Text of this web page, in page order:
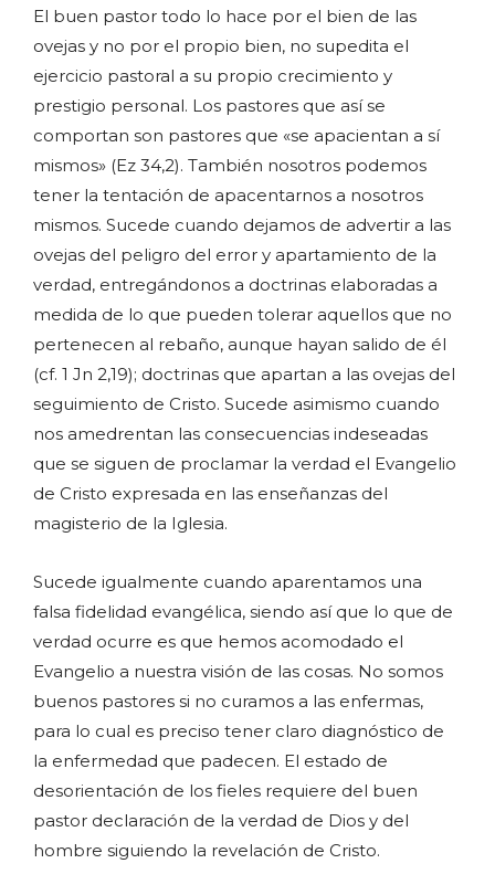
El buen pastor todo lo hace por el bien de las
ovejas y no por el propio bien, no supedita el
ejercicio pastoral a su propio crecimiento y
prestigio personal. Los pastores que así se
comportan son pastores que «se apacientan a sí
mismos» (Ez 34,2). También nosotros podemos
tener la tentación de apacentarnos a nosotros
mismos. Sucede cuando dejamos de advertir a las
ovejas del peligro del error y apartamiento de la
verdad, entregándonos a doctrinas elaboradas a
medida de lo que pueden tolerar aquellos que no
pertenecen al rebaño, aunque hayan salido de él
(cf. 1 Jn 2,19); doctrinas que apartan a las ovejas del
seguimiento de Cristo. Sucede asimismo cuando
nos amedrentan las consecuencias indeseadas
que se siguen de proclamar la verdad el Evangelio
de Cristo expresada en las enseñanzas del
magisterio de la Iglesia.
Sucede igualmente cuando aparentamos una
falsa fidelidad evangélica, siendo así que lo que de
verdad ocurre es que hemos acomodado el
Evangelio a nuestra visión de las cosas. No somos
buenos pastores si no curamos a las enfermas,
para lo cual es preciso tener claro diagnóstico de
la enfermedad que padecen. El estado de
desorientación de los fieles requiere del buen
pastor declaración de la verdad de Dios y del
hombre siguiendo la revelación de Cristo.